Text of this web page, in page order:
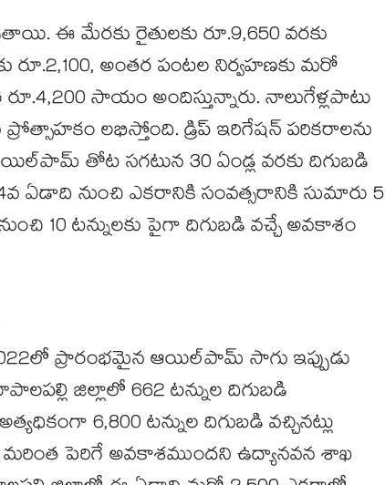
ఈ మేరకు రైతులకు రూ.9,650 వరకు
అంతర పంటల నిర్వహణకు మరో
సాయం అందిస్తున్నారు. నాలుగేళ్లపాటు
ప్రోత్సాహకం లభిస్తోంది. డ్రిప్ ఇరిగేషన్ పరికరాలను
తోట సగటున 30 ఏండ్ల వరకు దిగుబడి
4వ ఏడాది నుంచి ఎకరానికి సంవత్సరానికి సుమారు 5
10 టన్నులకు పైగా దిగుబడి వచ్చే అవకాశం
ప్రారంభమైన ఆయిల్‌‌‌‌‌‌‌‌పామ్ సాగు ఇప్పుడు
జిల్లాలో 662 టన్నుల దిగుబడి
6,800 టన్నుల దిగుబడి వచ్చినట్లు
పెరిగే అవకాశముందని ఉద్యానవన శాఖ